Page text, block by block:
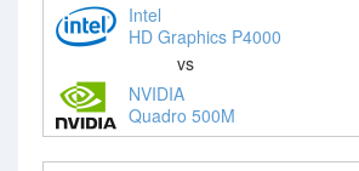
Intel
HD Graphics P4000
vs
NVIDIA
Quadro 500M